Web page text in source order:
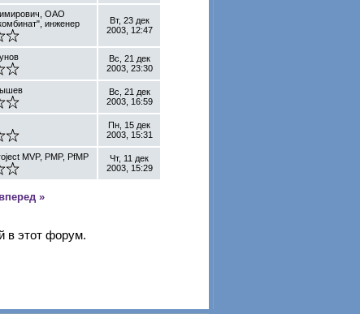
ОАО
инженер
Вт, 23 дек
2003, 12:47
Вс, 21 дек
2003, 23:30
Вс, 21 дек
2003, 16:59
Пн, 15 дек
2003, 15:31
MVP, PMP, PfMP
Чт, 11 дек
2003, 15:29
вперед »
в этот форум.